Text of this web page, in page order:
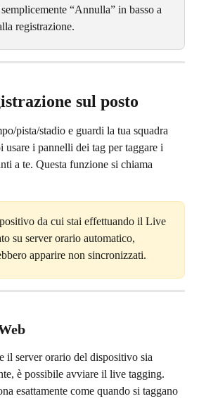
“Annulla” in basso a
registrazione.
sul posto
pista/stadio e guardi la tua squadra
usare i pannelli dei tag per taggare i
a te. Questa funzione si chiama
da cui stai effettuando il Live
su server orario automatico,
apparire non sincronizzati.
il server orario del dispositivo sia
è possibile avviare il live tagging.
esattamente come quando si taggano